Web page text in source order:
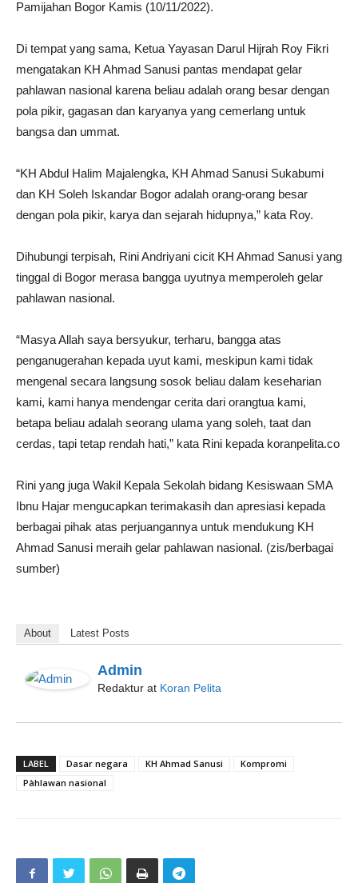
Pamijahan Bogor Kamis (10/11/2022).
Di tempat yang sama, Ketua Yayasan Darul Hijrah Roy Fikri
mengatakan KH Ahmad Sanusi pantas mendapat gelar
pahlawan nasional karena beliau adalah orang besar dengan
pola pikir, gagasan dan karyanya yang cemerlang untuk
bangsa dan ummat.
“KH Abdul Halim Majalengka, KH Ahmad Sanusi Sukabumi
dan KH Soleh Iskandar Bogor adalah orang-orang besar
dengan pola pikir, karya dan sejarah hidupnya,” kata Roy.
Dihubungi terpisah, Rini Andriyani cicit KH Ahmad Sanusi yang
tinggal di Bogor merasa bangga uyutnya memperoleh gelar
pahlawan nasional.
“Masya Allah saya bersyukur, terharu, bangga atas
penganugerahan kepada uyut kami, meskipun kami tidak
mengenal secara langsung sosok beliau dalam keseharian
kami, kami hanya mendengar cerita dari orangtua kami,
betapa beliau adalah seorang ulama yang soleh, taat dan
cerdas, tapi tetap rendah hati,” kata Rini kepada koranpelita.co
Rini yang juga Wakil Kepala Sekolah bidang Kesiswaan SMA
Ibnu Hajar mengucapkan terimakasih dan apresiasi kepada
berbagai pihak atas perjuangannya untuk mendukung KH
Ahmad Sanusi meraih gelar pahlawan nasional. (zis/berbagai
sumber)
About Latest Posts
Admin
Redaktur at Koran Pelita
LABEL Dasar negara KH Ahmad Sanusi
Kompromi
Pàhlawan nasional